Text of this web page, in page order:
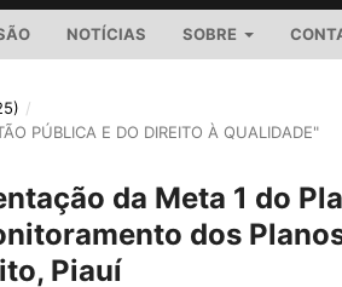
NOTÍCIAS SOBRE
/
PÚBLICA E DO DIREITO À QUALIDADE"
da Meta 1 do
dos
Piauí